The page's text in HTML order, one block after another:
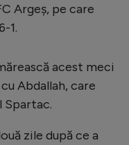
Argeș, pe care
1.
acest meci
Abdallah, care
Spartac.
zile după ce a